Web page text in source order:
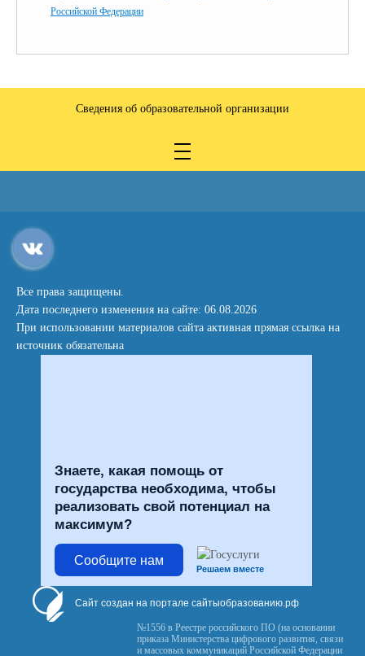
Российской Федерации
Сведения об образовательной организации
Все права защищены.
Дата последнего изменения на сайте: 06.08.2026
При использовании материалов сайта активная прямая ссылка на
источник обязательна
Знаете, какая помощь от
государства необходима, чтобы
реализовать свой потенциал на
максимум?
Сообщите нам
Решаем вместе
Сайт создан на портале сайтыобразованию.рф
№1556 в Реестре российского ПО (на основании
приказа Министерства цифрового развития, связи
и массовых коммуникаций Российской Федерации